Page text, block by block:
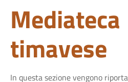
Mediateca
timavese
In questa sezione vengono